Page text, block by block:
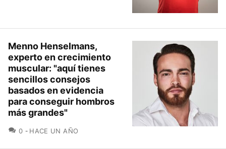
Menno Henselmans,
experto en crecimiento
muscular: "aquí tienes
sencillos consejos
basados en evidencia
para conseguir hombros
más grandes"
0 COMENTARIOS
HACE UN AÑO